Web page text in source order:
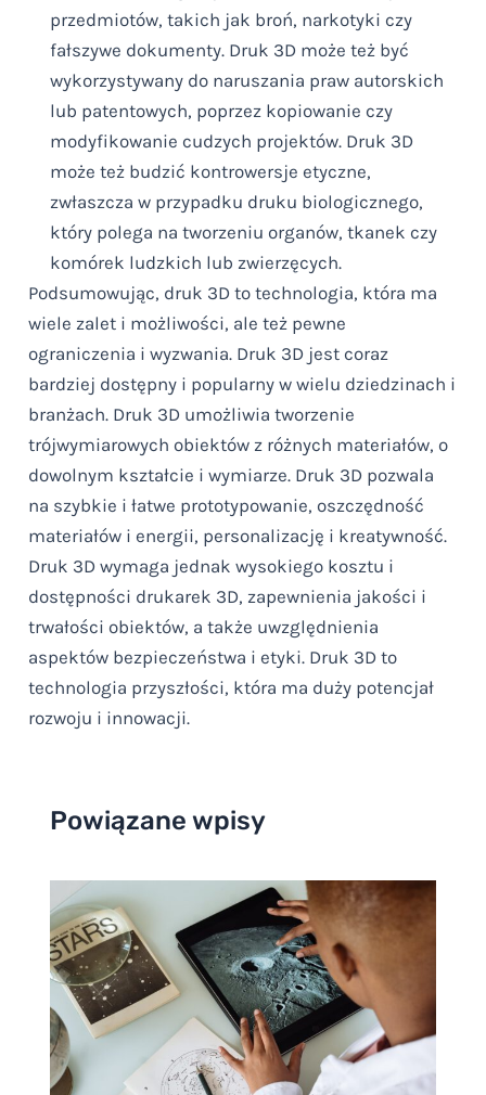
przedmiotów, takich jak broń, narkotyki czy
fałszywe dokumenty. Druk 3D może też być
wykorzystywany do naruszania praw autorskich
lub patentowych, poprzez kopiowanie czy
modyfikowanie cudzych projektów. Druk 3D
może też budzić kontrowersje etyczne,
zwłaszcza w przypadku druku biologicznego,
który polega na tworzeniu organów, tkanek czy
komórek ludzkich lub zwierzęcych.
Podsumowując, druk 3D to technologia, która ma
wiele zalet i możliwości, ale też pewne
ograniczenia i wyzwania. Druk 3D jest coraz
bardziej dostępny i popularny w wielu dziedzinach i
branżach. Druk 3D umożliwia tworzenie
trójwymiarowych obiektów z różnych materiałów, o
dowolnym kształcie i wymiarze. Druk 3D pozwala
na szybkie i łatwe prototypowanie, oszczędność
materiałów i energii, personalizację i kreatywność.
Druk 3D wymaga jednak wysokiego kosztu i
dostępności drukarek 3D, zapewnienia jakości i
trwałości obiektów, a także uwzględnienia
aspektów bezpieczeństwa i etyki. Druk 3D to
technologia przyszłości, która ma duży potencjał
rozwoju i innowacji.
Powiązane wpisy